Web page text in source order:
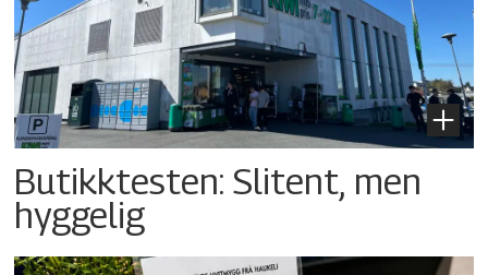
Butikktesten: Slitent, men
hyggelig